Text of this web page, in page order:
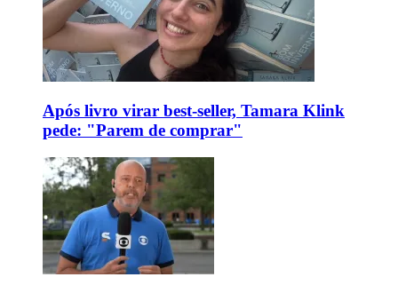
Após livro virar best-seller, Tamara Klink
pede: "Parem de comprar"